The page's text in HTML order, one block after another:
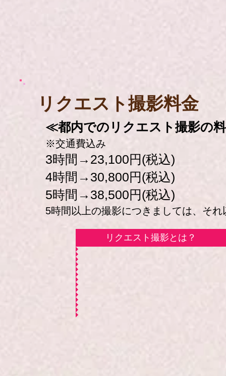
​リクエスト撮影料金
≪都内でのリクエスト撮影の
※交通費込み
3時間→23,100円(税込)
4時間→30,800円(税込)
5時間→38,500円(税込)
5時間以上の撮影につきましては、そ
リクエスト撮影とは？